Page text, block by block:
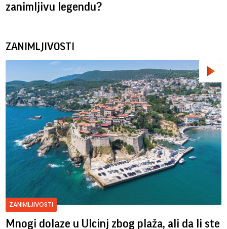
zanimljivu legendu?
ZANIMLJIVOSTI
ZANIMLJIVOSTI
Mnogi dolaze u Ulcinj zbog plaža, ali da li ste